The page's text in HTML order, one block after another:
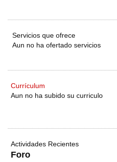
Servicios que ofrece
Aun no ha ofertado servicios
Currículum
Aun no ha subido su curriculo
Actividades Recientes
Foro